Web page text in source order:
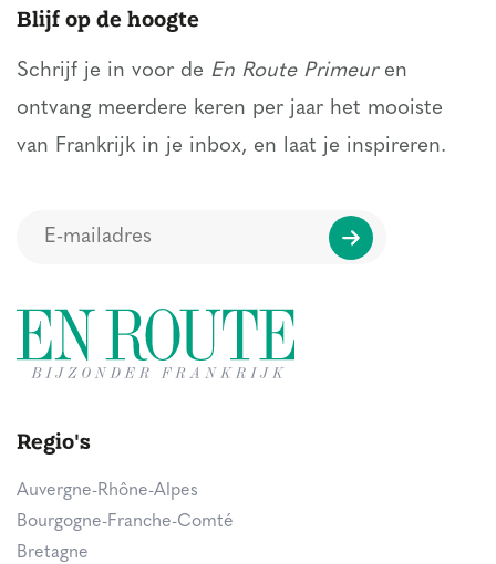
Blijf op de hoogte
Schrijf je in voor de En Route Primeuren
ontvang meerdere keren per jaar het mooiste
van Frankrijk in je inbox, en laat je inspireren.
Regio's
Auvergne-Rhône-Alpes
Bourgogne-Franche-Comté
Bretagne